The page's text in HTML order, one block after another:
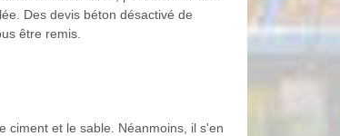
Des devis béton désactivé de
être remis.
ciment et le sable. Néanmoins, il s'en